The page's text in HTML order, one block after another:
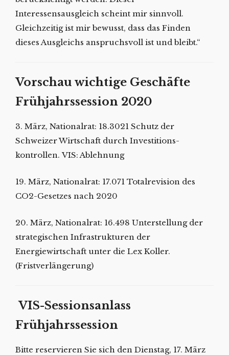
Interessensausgleich scheint mir sinnvoll.
Gleichzeitig ist mir bewusst, dass das Finden
dieses Ausgleichs anspruchsvoll ist und bleibt.“
Vorschau wichtige Geschäfte
Frühjahrssession 2020
3. März, Nationalrat: 18.3021 Schutz der
Schweizer Wirtschaft durch Investitions-
kontrollen. VIS: Ablehnung
19. März, Nationalrat: 17.071 Totalrevision des
CO2-Gesetzes nach 2020
20. März, Nationalrat: 16.498 Unterstellung der
strategischen Infrastrukturen der
Energiewirtschaft unter die Lex Koller.
(Fristverlängerung)
VIS-Sessionsanlass
Frühjahrssession
Bitte reservieren Sie sich den Dienstag, 17. März